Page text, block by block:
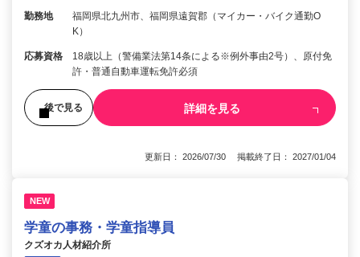
勤務地
福岡県北九州市、福岡県遠賀郡（マイカー・バイク通勤O
K）
応募資格
18歳以上（警備業法第14条による※例外事由2号）、原付免
許・普通自動車運転免許必須
後で見る 詳細を見る
更新日： 2026/07/30 掲載終了日： 2027/01/04
NEW
学童の事務・学童指導員
クズオカ人材紹介所